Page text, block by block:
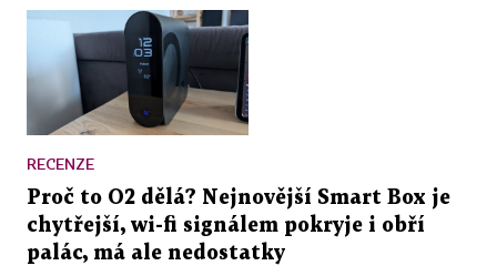
RECENZE
Proč to O2 dělá? Nejnovější Smart Box je
chytřejší, wi-fi signálem pokryje i obří
palác, má ale nedostatky